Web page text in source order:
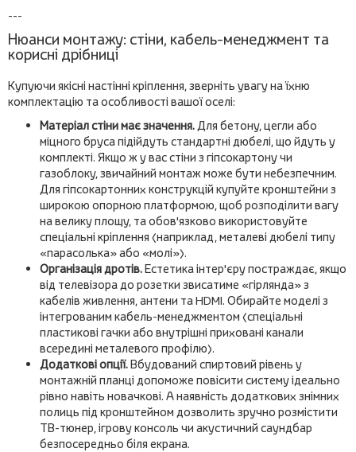
---
Нюанси монтажу: стіни, кабель-менеджмент та
корисні дрібниці
Купуючи якісні настінні кріплення, зверніть увагу на їхню
комплектацію та особливості вашої оселі:
Матеріал стіни має значення.Для бетону, цегли або
міцного бруса підійдуть стандартні дюбелі, що йдуть у
комплекті. Якщо ж у вас стіни з гіпсокартону чи
газоблоку, звичайний монтаж може бути небезпечним.
Для гіпсокартонних конструкцій купуйте кронштейни з
широкою опорною платформою, щоб розподілити вагу
на велику площу, та обов'язково використовуйте
спеціальні кріплення (наприклад, металеві дюбелі типу
«парасолька» або «молі»).
Організація дротів.Естетика інтер'єру постраждає, якщо
від телевізора до розетки звисатиме «гірлянда» з
кабелів живлення, антени та HDMI. Обирайте моделі з
інтегрованим кабель-менеджментом (спеціальні
пластикові гачки або внутрішні приховані канали
всередині металевого профілю).
Додаткові опції.Вбудований спиртовий рівень у
монтажній планці допоможе повісити систему ідеально
рівно навіть новачкові. А наявність додаткових знімних
полиць під кронштейном дозволить зручно розмістити
ТВ-тюнер, ігрову консоль чи акустичний саундбар
безпосередньо біля екрана.